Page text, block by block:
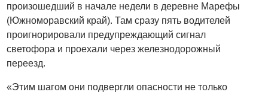
произошедший в начале недели в деревне Марефы
(Южноморавский край). Там сразу пять водителей
проигнорировали предупреждающий сигнал
светофора и проехали через железнодорожный
переезд.
«Этим шагом они подвергли опасности не только